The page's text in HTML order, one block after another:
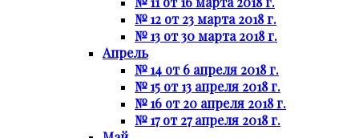
№ 12 от 23 марта 2018 г.
№ 13 от 30 марта 2018 г.
Апрель
№ 14 от 6 апреля 2018 г.
№ 15 от 13 апреля 2018 г.
№ 16 от 20 апреля 2018 г.
№ 17 от 27 апреля 2018 г.